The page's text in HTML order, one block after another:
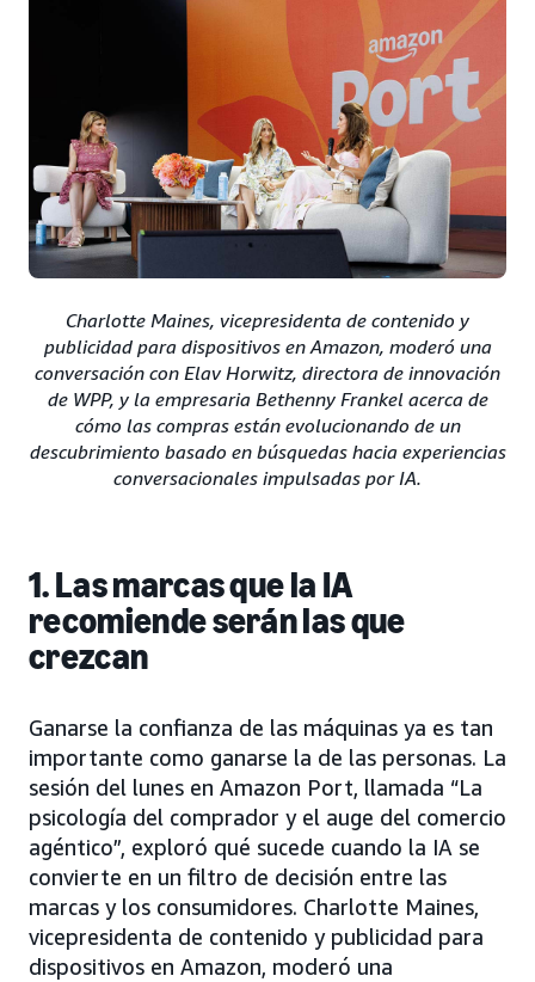
Charlotte Maines, vicepresidenta de contenido y
publicidad para dispositivos en Amazon, moderó una
conversación con Elav Horwitz, directora de innovación
de WPP, y la empresaria Bethenny Frankel acerca de
cómo las compras están evolucionando de un
descubrimiento basado en búsquedas hacia experiencias
conversacionales impulsadas por IA.
1. Las marcas que la IA
recomiende serán las que
crezcan
Ganarse la confianza de las máquinas ya es tan
importante como ganarse la de las personas. La
sesión del lunes en Amazon Port, llamada “La
psicología del comprador y el auge del comercio
agéntico”, exploró qué sucede cuando la IA se
convierte en un filtro de decisión entre las
marcas y los consumidores. Charlotte Maines,
vicepresidenta de contenido y publicidad para
dispositivos en Amazon, moderó una